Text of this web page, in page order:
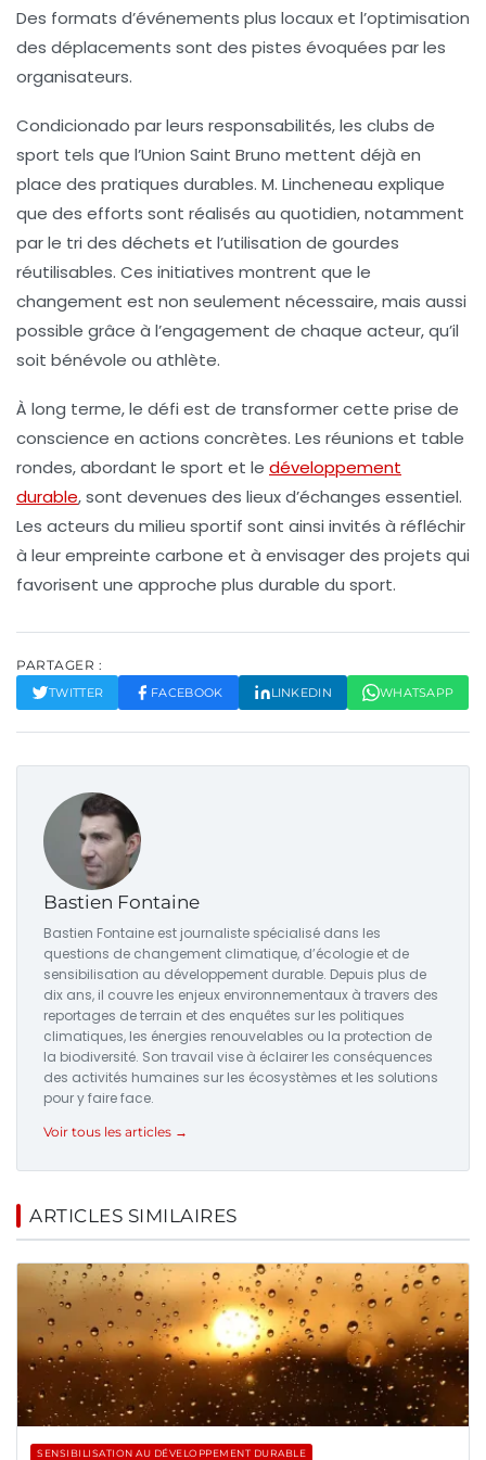
Des formats d’événements plus locaux et l’optimisation
des déplacements sont des pistes évoquées par les
organisateurs.
Condicionado par leurs responsabilités, les clubs de
sport tels que l’Union Saint Bruno mettent déjà en
place des pratiques durables. M. Lincheneau explique
que des efforts sont réalisés au quotidien, notamment
par le tri des déchets et l’utilisation de gourdes
réutilisables. Ces initiatives montrent que le
changement est non seulement nécessaire, mais aussi
possible grâce à l’engagement de chaque acteur, qu’il
soit bénévole ou athlète.
À long terme, le défi est de transformer cette prise de
conscience en actions concrètes. Les réunions et table
rondes, abordant le sport et le développement
durable, sont devenues des lieux d’échanges essentiel.
Les acteurs du milieu sportif sont ainsi invités à réfléchir
à leur empreinte carbone et à envisager des projets qui
favorisent une approche plus durable du sport.
PARTAGER :
TWITTER FACEBOOK LINKEDIN WHATSAPP
Bastien Fontaine
Bastien Fontaine est journaliste spécialisé dans les
questions de changement climatique, d’écologie et de
sensibilisation au développement durable. Depuis plus de
dix ans, il couvre les enjeux environnementaux à travers des
reportages de terrain et des enquêtes sur les politiques
climatiques, les énergies renouvelables ou la protection de
la biodiversité. Son travail vise à éclairer les conséquences
des activités humaines sur les écosystèmes et les solutions
pour y faire face.
Voir tous les articles →
ARTICLES SIMILAIRES
SENSIBILISATION AU DÉVELOPPEMENT DURABLE